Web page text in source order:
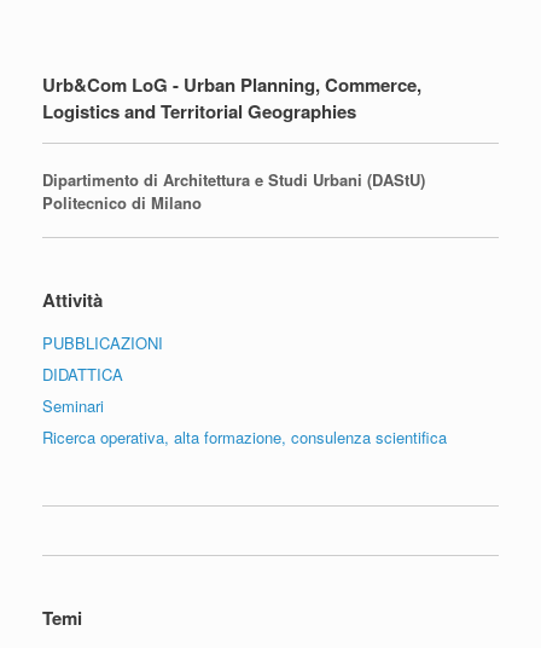
Urb&Com LoG - Urban Planning, Commerce,
Logistics and Territorial Geographies
Dipartimento di Architettura e Studi Urbani (DAStU)
Politecnico di Milano
Attività
PUBBLICAZIONI
DIDATTICA
Seminari
Ricerca operativa, alta formazione, consulenza scientifica
Temi